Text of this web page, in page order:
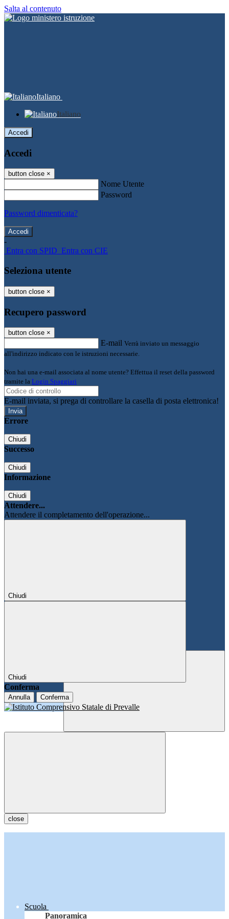
Salta al contenuto
Italiano
Italiano
Accedi
Accedi
button close ×
Nome Utente
Password
Password dimenticata?
-
Entra con SPID Entra con CIE
Seleziona utente
button close ×
Recupero password
button close ×
E-mail Verrà inviato un messaggio
all'indirizzo indicato con le istruzioni necessarie.
Non hai una e-mail associata al nome utente? Effettua il reset della password
tramite la Login Spaggiari
E-mail inviata, si prega di controllare la casella di posta elettronica!
Errore
Chiudi
Successo
Chiudi
Informazione
Chiudi
Attendere...
Attendere il completamento dell'operazione...
Chiudi
Chiudi
Conferma
Annulla Conferma
close
Scuola
Panoramica